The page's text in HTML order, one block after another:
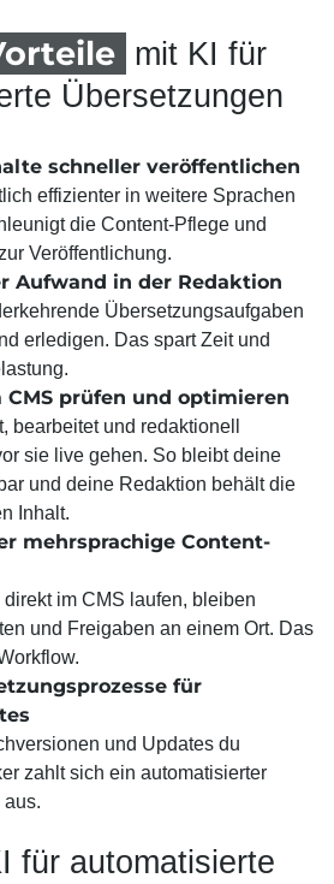
mit KI für
Übersetzungen
schneller veröffentlichen
effizienter in weitere Sprachen
die Content-Pflege und
Veröffentlichung.
Aufwand in der Redaktion
Übersetzungsaufgaben
erledigen. Das spart Zeit und
prüfen und optimieren
bearbeitet und redaktionell
sie live gehen. So bleibt deine
und deine Redaktion behält die
Inhalt.
mehrsprachige Content-
im CMS laufen, bleiben
und Freigaben an einem Ort. Das
für
und Updates du
zahlt sich ein automatisierter
für automatisierte